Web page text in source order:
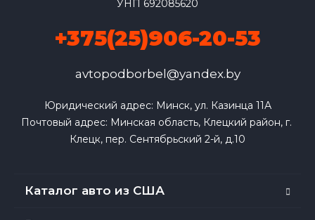
УНП 692085620
+375(25)906-20-53
avtopodborbel@yandex.by
Юридический адрес: Минск, ул. Казинца 11А
Почтовый адрес: Минская область, Клецкий район, г.
Клецк, пер. Сентябрьский 2-й, д.10
Каталог авто из США